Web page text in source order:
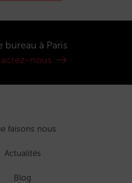
bureau à Paris
nous
faisons nous
Actualités
Blog